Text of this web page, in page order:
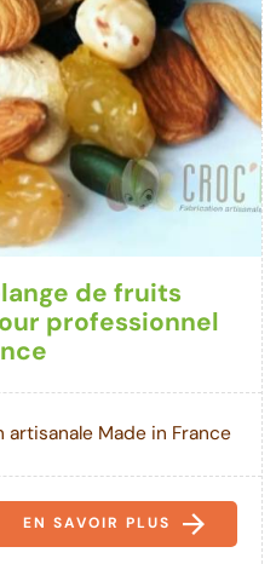
de fruits
professionnel
Made in France
EN SAVOIR PLUS